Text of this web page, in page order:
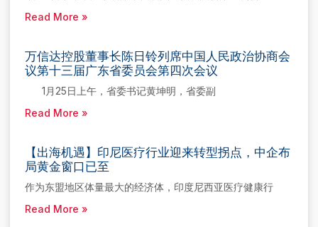
Read More »
万信达控股董事长陈日铃列席中国人民政治协商会
议第十三届广东省委员会第四次会议
1月25日上午，省委书记黄坤明，省委副
Read More »
【出海机遇】印尼医疗行业迎来转型拐点，中企布
局黄金窗口已至
作为东盟地区体量最大的经济体，印度尼西亚医疗健康行
Read More »